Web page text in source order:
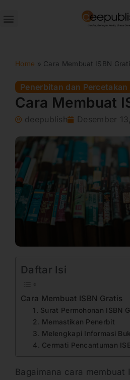
ke
Home » Cara Membuat ISBN
Penerbitan dan Percetakan
Cara Membuat
deepublish Desember
Daftar Isi
Cara Membuat ISBN Gratis
1. Surat Permohonan ISBN
2. Memastikan Penerbit
3. Melengkapi Informasi
4. Cermati Pencantuman
Bagaimana cara membuat